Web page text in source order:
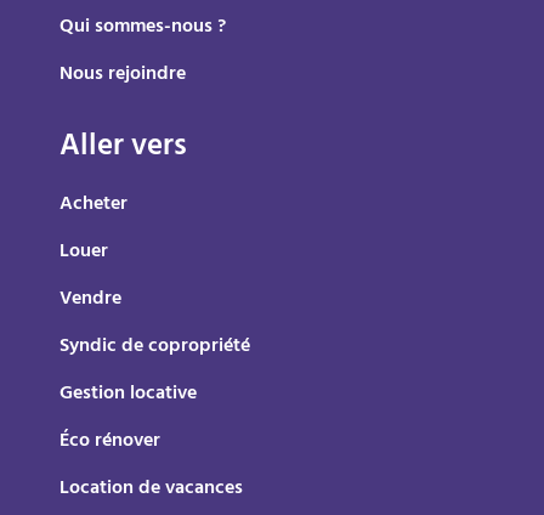
Qui sommes-nous ?
Nous rejoindre
Aller vers
Acheter
Louer
Vendre
Syndic de copropriété
Gestion locative
Éco rénover
Location de vacances